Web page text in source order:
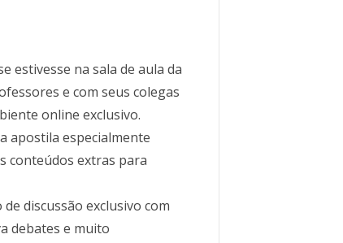
estivesse na sala de aula da
e com seus colegas
online exclusivo.
apostila especialmente
conteúdos extras para
discussão exclusivo com
debates e muito